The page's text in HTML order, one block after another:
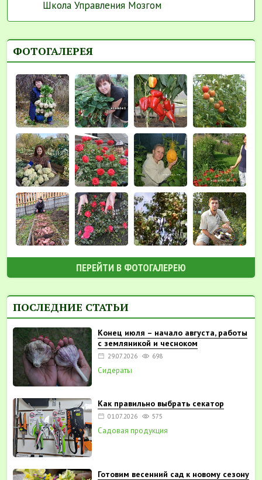
Школа Управления Мозгом
ФОТОГАЛЕРЕЯ
ПЕРЕЙТИ В ФОТОГАЛЕРЕЮ
ПОСЛЕДНИЕ СТАТЬИ
Конец июля – начало августа, работы
с земляникой и чесноком
29.07.2026 698
Сидераты
Как правильно выбрать секатор
01.07.2026 575
Садовая продукция
Готовим весенний сад к новому сезону